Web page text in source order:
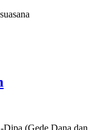
Dipa (Gede Dana dan